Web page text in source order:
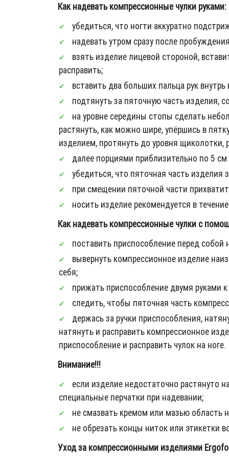
Как надевать компрессионные чулки руками:
убедиться, что ногти аккуратно
надевать утром сразу после
взять изделие лицевой стороной,
расправить;
вставить два больших пальца рук
подтянуть за пяточную часть изделия,
на уровне середины стопы сделать
растянуть, как можно шире, упёршись в
изделием, протянуть до уровня щиколотки,
далее порциями приблизительно по 5
убедиться, что пяточная часть
при смещении пяточной части
носить изделие рекомендуется в
Как надевать компрессионные чулки с
поставить приспособление перед собой
вывернуть компрессионное изделие
себя;
прижать приспособление двумя руками
следить, чтобы пяточная часть
держась за ручки приспособления,
натянуть и расправить компрессионное
приспособление и расправить чулок на ноге.
Внимание!!!
если изделие недостаточно растянуто
специальные перчатки при надевании;
не смазвать кремом или мазью область
не обрезать концы ниток или этикетки
Уход за компрессионными изделиями